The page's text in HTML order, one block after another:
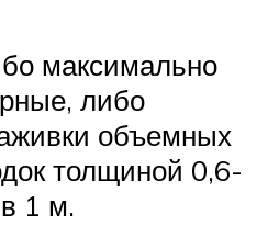
максимально
либо
объемных
толщиной 0,6-
1 м.